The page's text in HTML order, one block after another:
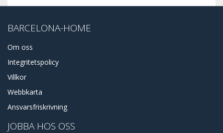
BARCELONA-HOME
Om oss
Integritetspolicy
Villkor
Webbkarta
Ansvarsfriskrivning
JOBBA HOS OSS